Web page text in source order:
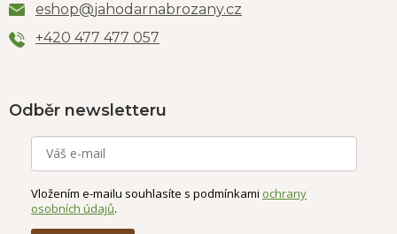
eshop@jahodarnabrozany.cz
+420 477 477 057
Odběr newsletteru
Vložením e-mailu souhlasíte s podmínkami ochrany
osobních údajů.